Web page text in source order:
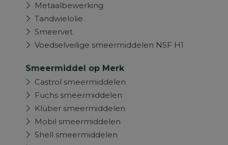
Metaalbewerking
Tandwielolie
Smeervet
Voedselveilige smeermiddelen NSF H1
Smeermiddel op Merk
Castrol smeermiddelen
Fuchs smeermiddelen
Klüber smeermiddelen
Mobil smeermiddelen
Shell smeermiddelen